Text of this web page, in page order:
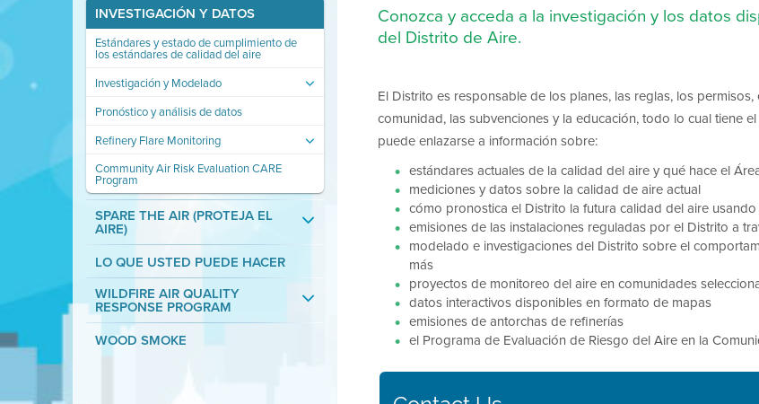
INVESTIGACIÓN Y DATOS
Estándares y estado de cumplimiento de
los estándares de calidad del aire
Investigación y Modelado
Pronóstico y análisis de datos
Refinery Flare Monitoring
Community Air Risk Evaluation CARE
Program
SPARE THE AIR (PROTEJA EL
AIRE)
LO QUE USTED PUEDE HACER
WILDFIRE AIR QUALITY
RESPONSE PROGRAM
WOOD SMOKE
Conozca y acceda a la investigación y los datos
del Distrito de Aire.
El Distrito es responsable de los planes, las reglas, los
comunidad, las subvenciones y la educación, todo lo cual tiene
puede enlazarse a información sobre:
estándares actuales de la calidad del aire y qué hace el
mediciones y datos sobre la calidad de aire actual
cómo pronostica el Distrito la futura calidad del aire
emisiones de las instalaciones reguladas por el Distrito a
modelado e investigaciones del Distrito sobre el
más
proyectos de monitoreo del aire en comunidades
datos interactivos disponibles en formato de mapas
emisiones de antorchas de refinerías
el Programa de Evaluación de Riesgo del Aire en la